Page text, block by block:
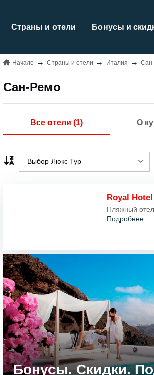
Страны и отели Бонусы и
Начало Страны и отели Италия
Сан-Ремо
Все отели (1) О
Выбор Люкс Тур
Звёзды 1..5
Royal
Пляжный
Подробнее
Бонусы. Скидки.